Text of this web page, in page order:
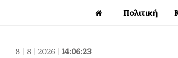
Πολιτική
8 | 8 | 2026 | 14:06:24